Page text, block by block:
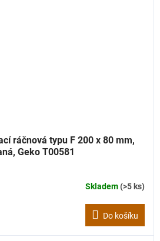
ráčnová typu F 200 x 80 mm,
Geko T00581
Skladem(>5 ks)
Do košíku